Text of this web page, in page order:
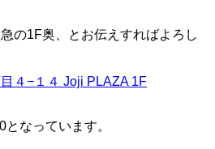
の1F奥、とお伝えすればよろし
４−１４ Joji PLAZA 1F
なっています。